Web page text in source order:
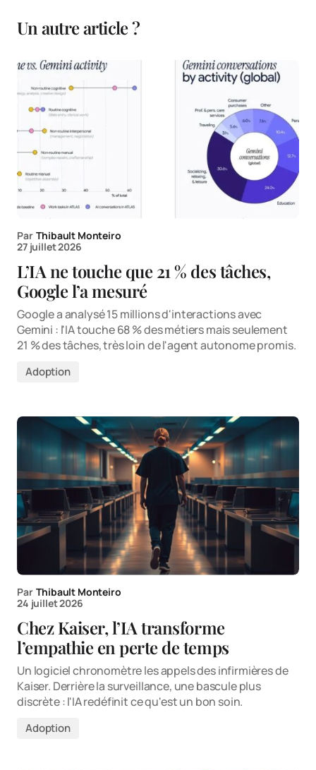
Un autre article ?
Par Thibault Monteiro
27 juillet 2026
L’IA ne touche que 21 % des tâches,
Google l’a mesuré
Google a analysé 15 millions d'interactions avec
Gemini : l'IA touche 68 % des métiers mais seulement
21 % des tâches, très loin de l'agent autonome promis.
Adoption
Par Thibault Monteiro
24 juillet 2026
Chez Kaiser, l’IA transforme
l’empathie en perte de temps
Un logiciel chronomètre les appels des infirmières de
Kaiser. Derrière la surveillance, une bascule plus
discrète : l'IA redéfinit ce qu'est un bon soin.
Adoption